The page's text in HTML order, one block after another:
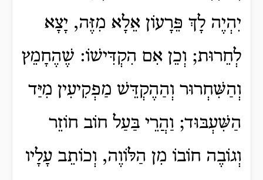
יִהְיֶה לָךְ פֵּרָעוֹן אֵלָא מִזֶּה, יָצָא
לְחֵרוּת; וְכֵן אִם הִקְדִּישׁוֹ: שֶׁהֶחָמֵץ
וְהַשִּׁחְרוּר וְהַהֶקְדֵּשׁ מַפְקִיעִין מִיַּד
הַשִּׁעְבּוּד; וַהֲרֵי בַּעַל חוֹב חוֹזֵר
וְגוֹבֶה חוֹבוֹ מִן הַלּוֹוֶה, וְכוֹתֵב עָלָיו